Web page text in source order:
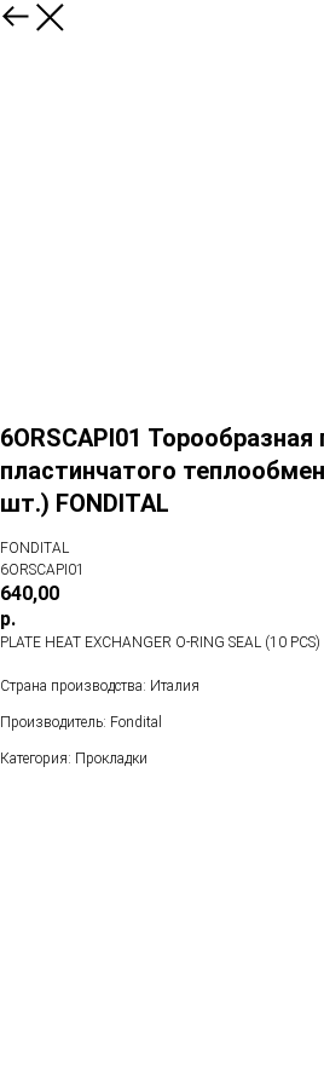
6ORSCAPI01
пластинчатого
шт.) FONDITAL
FONDITAL
6ORSCAPI01
640,00
р.
PLATE HEAT EXCHANGER O-RING SEAL (10 PCS)
Страна производства: Италия
Производитель: Fondital
Категория: Прокладки